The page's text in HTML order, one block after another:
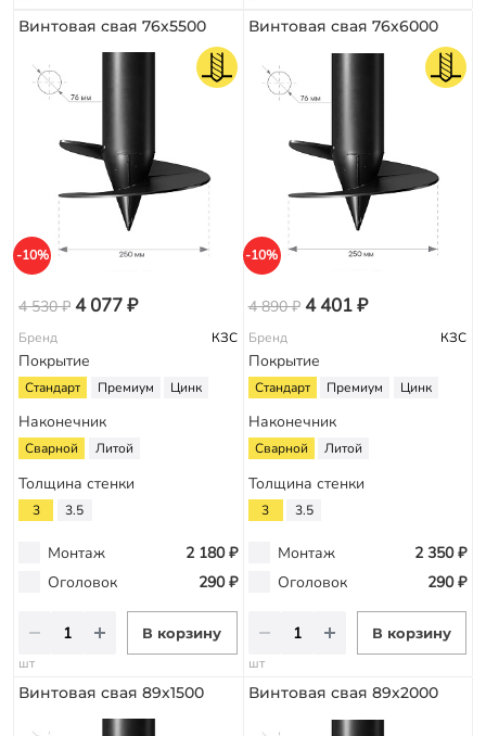
Винтовая свая 76х5500
-10%
4 530 ₽ 4 077 ₽
Бренд КЗС
Покрытие
Стандарт Премиум Цинк
Наконечник
Сварной Литой
Толщина стенки
3 3.5
Монтаж
2 180 ₽
Оголовок
290 ₽
В корзину
шт
Винтовая свая 76х6000
-10%
4 890 ₽ 4 401 ₽
Бренд КЗС
Покрытие
Стандарт Премиум Цинк
Наконечник
Сварной Литой
Толщина стенки
3 3.5
Монтаж
2 350 ₽
Оголовок
290 ₽
В корзину
шт
Винтовая свая 89х1500 Винтовая свая 89х2000